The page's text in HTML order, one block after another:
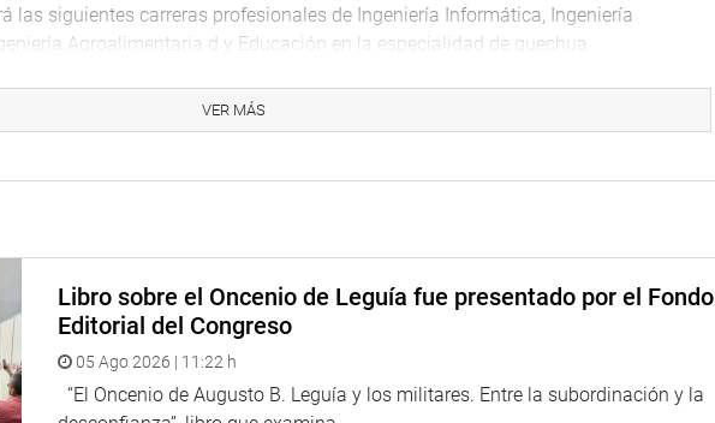
las siguientes carreras profesionales de Ingeniería Informática, Ingeniería
Agroalimentaria d y Educación en la especialidad de quechua.
académico, la creación de la Universidad Tecnológica de Nuevo Occoro
y social de la región, actuando como un motor de innovación,
educación de calidad y accesible para todos, especialmente para aquellos que
y necesitadas del país.
VER MÁS
Libro sobre el Oncenio de Leguía fue presentado por el Fondo
Editorial del Congreso
05 Ago 2026 | 11:22 h
“El Oncenio de Augusto B. Leguía y los militares. Entre la subordinación y la